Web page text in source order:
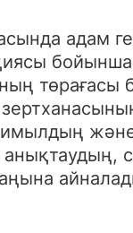
адам
төрағасы
және